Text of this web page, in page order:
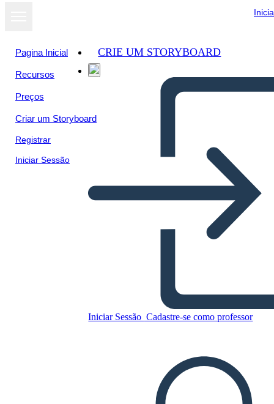
Pagina Inicial
Recursos
Preços
Criar um Storyboard
Registrar
Iniciar Sessão
CRIE UM STORYBOARD
Iniciar Sessão Cadastre-se como professor
REPRODUZIR APRESENTAÇÃO DE SLIDES
LEIA PRA MIM